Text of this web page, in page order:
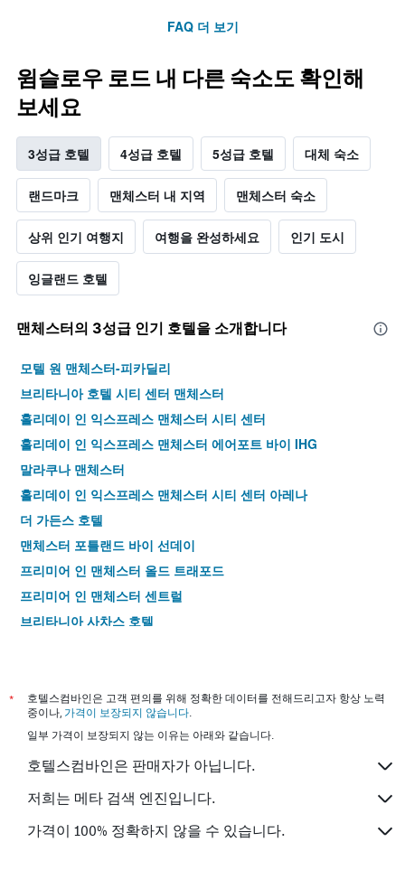
FAQ 더 보기
윔슬로우 로드 내 다른 숙소도 확인해
보세요
3성급 호텔 4성급 호텔 5성급 호텔 대체 숙소
랜드마크 맨체스터 내 지역 맨체스터 숙소
상위 인기 여행지 여행을 완성하세요 인기 도시
잉글랜드 호텔
맨체스터​의 3​성급 인기 호텔을 소개합니다
모텔 원 맨체스터-피카딜리
브리타니아 호텔 시티 센터 맨체스터
홀리데이 인 익스프레스 맨체스터 시티 센터
홀리데이 인 익스프레스 맨체스터 에어포트 바이 IHG
말라쿠나 맨체스터
홀리데이 인 익스프레스 맨체스터 시티 센터 아레나
더 가든스 호텔
맨체스터 포틀랜드 바이 선데이
프리미어 인 맨체스터 올드 트래포드
프리미어 인 맨체스터 센트럴
브리타니아 사차스 호텔
펜덜럼 호텔
프리미어 인 맨체스터 - 아레나/프린트웍스
이비스 맨체스터 센터 프린세스 스트리트
노보텔 맨체스터 웨스트
Motel One Manchester-Royal Exchange 모텔 원 맨체스터-로
열 익스체인지
*
호텔스컴바인은 고객 편의를 위해 정확한 데이터를 전해드리고자 항상 노력
중이나, 가격이 보장되지 않습니다.
일부 가격이 보장되지 않는 이유는 아래와 같습니다.
호텔스컴바인은 판매자가 아닙니다.
저희는 메타 검색 엔진입니다.
가격이 100% 정확하지 않을 수 있습니다.